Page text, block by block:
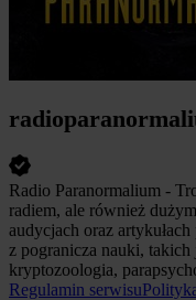
Radio Paranormalium -
radiem, ale również
audycjach oraz
z pogranicza nauki,
kryptozoologia,
Regulamin serwisu